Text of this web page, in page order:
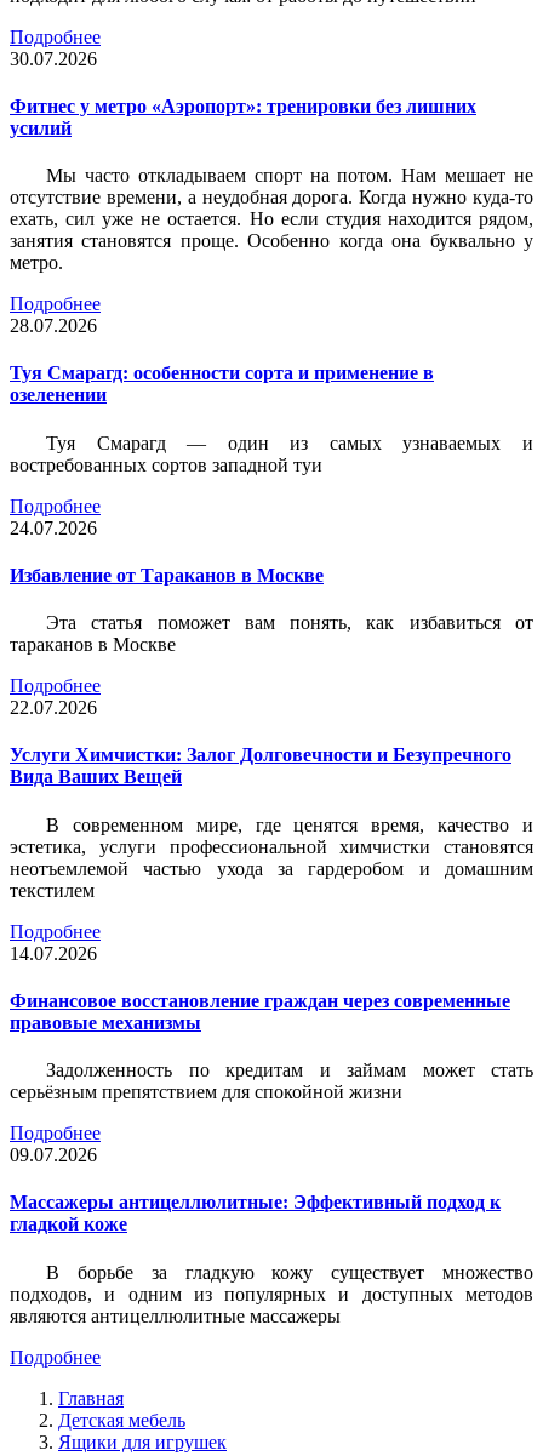
Подробнее
30.07.2026
Фитнес у метро «Аэропорт»: тренировки без лишних
усилий
Мы часто откладываем спорт на потом. Нам мешает не
отсутствие времени, а неудобная дорога. Когда нужно куда-то
ехать, сил уже не остается. Но если студия находится рядом,
занятия становятся проще. Особенно когда она буквально у
метро.
Подробнее
28.07.2026
Туя Смарагд: особенности сорта и применение в
озеленении
Туя Смарагд — один из самых узнаваемых и
востребованных сортов западной туи
Подробнее
24.07.2026
Избавление от Тараканов в Москве
Эта статья поможет вам понять, как избавиться от
тараканов в Москве
Подробнее
22.07.2026
Услуги Химчистки: Залог Долговечности и Безупречного
Вида Ваших Вещей
В современном мире, где ценятся время, качество и
эстетика, услуги профессиональной химчистки становятся
неотъемлемой частью ухода за гардеробом и домашним
текстилем
Подробнее
14.07.2026
Финансовое восстановление граждан через современные
правовые механизмы
Задолженность по кредитам и займам может стать
серьёзным препятствием для спокойной жизни
Подробнее
09.07.2026
Массажеры антицеллюлитные: Эффективный подход к
гладкой коже
В борьбе за гладкую кожу существует множество
подходов, и одним из популярных и доступных методов
являются антицеллюлитные массажеры
Подробнее
Главная
Детская мебель
Ящики для игрушек